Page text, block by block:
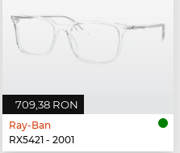
709,38 RON
Ray-Ban
RX5421 - 2001